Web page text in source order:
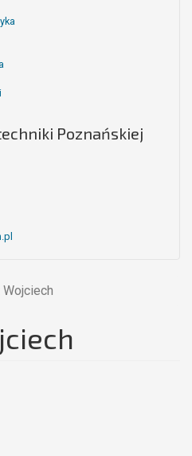
Poznańskiej
Wojciech